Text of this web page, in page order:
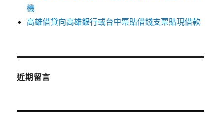
機
高雄借貸向高雄銀行或台中票貼借錢支票貼現借款
近期留言